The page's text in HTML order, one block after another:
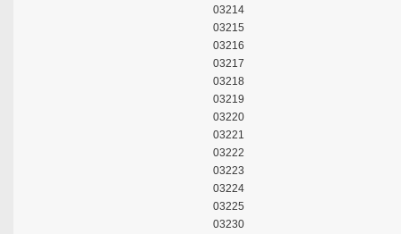
03214
03215
03216
03217
03218
03219
03220
03221
03222
03223
03224
03225
03230